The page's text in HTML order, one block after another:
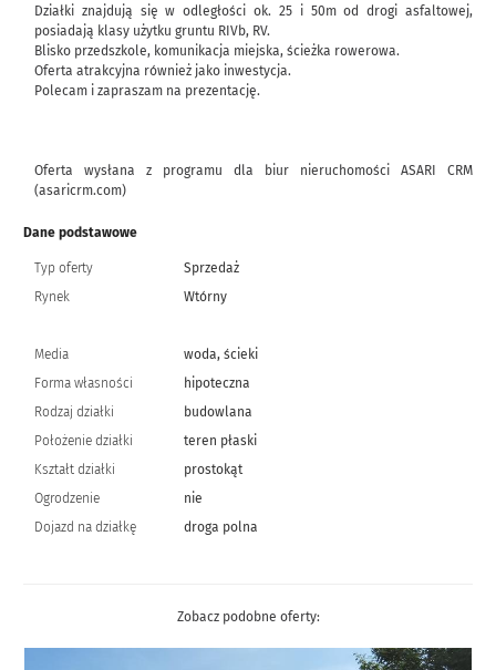
Działki znajdują się w odległości ok. 25 i 50m od drogi asfaltowej,
posiadają klasy użytku gruntu RIVb, RV.
Blisko przedszkole, komunikacja miejska, ścieżka rowerowa.
Oferta atrakcyjna również jako inwestycja.
Polecam i zapraszam na prezentację.
Oferta wysłana z programu dla biur nieruchomości ASARI CRM
(asaricrm.com)
Dane podstawowe
Typ oferty
Sprzedaż
Rynek
Wtórny
Media
woda, ścieki
Forma własności
hipoteczna
Rodzaj działki
budowlana
Położenie działki
teren płaski
Kształt działki
prostokąt
Ogrodzenie
nie
Dojazd na działkę
droga polna
Zobacz podobne oferty: